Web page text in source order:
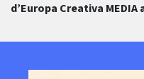
d’Europa Creativa